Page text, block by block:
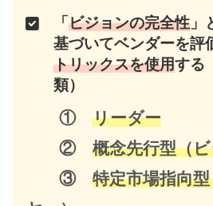
「 ビジョンの完全性」
基づいてベンダーを評
トリックスを使用する
類）
① リーダー
②
概念先行型（
③
特定市場指向